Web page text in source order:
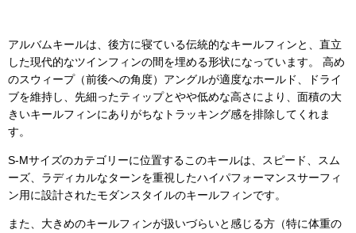
アルバムキールは、後方に寝ている伝統的なキールフィンと、直立
した現代的なツインフィンの間を埋める形状になっています。 高め
のスウィープ（前後への角度）アングルが適度なホールド、ドライ
ブを維持し、先細ったティップとやや低めな高さにより、面積の大
きいキールフィンにありがちなトラッキング感を排除してくれま
す。
S-Mサイズのカテゴリーに位置するこのキールは、スピード、スム
ーズ、ラディカルなターンを重視したハイパフォーマンスサーフィ
ン用に設計されたモダンスタイルのキールフィンです。
また、大きめのキールフィンが扱いづらいと感じる方（特に体重の